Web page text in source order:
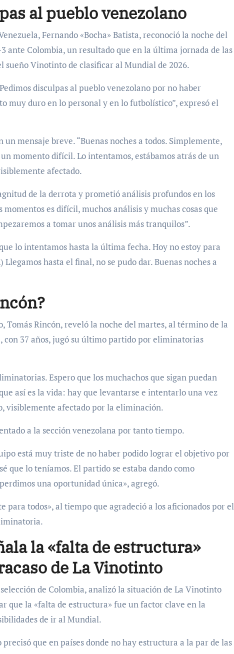
al pueblo venezolano
Fernando «Bocha» Batista, reconoció la noche del
ante Colombia, un resultado que en la última jornada de las
Vinotinto de clasificar al Mundial de 2026.
disculpas al pueblo venezolano por no haber
muy duro en lo personal y en lo futbolístico”, expresó el
mensaje breve. “Buenas noches a todos. Simplemente,
momento difícil. Lo intentamos, estábamos atrás de un
afectado.
de la derrota y prometió análisis profundos en los
es difícil, muchos análisis y muchas cosas que
a tomar unos análisis más tranquilos”.
lo intentamos hasta la última fecha. Hoy no estoy para
hasta el final, no se pudo dar. Buenas noches a
Tomás Rincón, reveló la noche del martes, al término de la
con 37 años, jugó su último partido por eliminatorias
Espero que los muchachos que sigan puedan
así es la vida: hay que levantarse e intentarlo una vez
visiblemente afectado por la eliminación.
a la sección venezolana por tanto tiempo.
está muy triste de no haber podido lograr el objetivo por
que lo teníamos. El partido se estaba dando como
una oportunidad única», agregó.
para todos», al tiempo que agradeció a los aficionados por el
la «falta de estructura»
de La Vinotinto
de Colombia, analizó la situación de La Vinotinto
que la «falta de estructura» fue un factor clave en la
de ir al Mundial.
que en países donde no hay estructura a la par de las